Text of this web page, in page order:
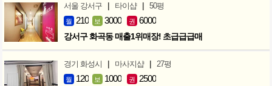
서울 강서구 | 타이샵 | 50평
월 210 보 3000 권 6000
강서구 화곡동 매출1위매장! 초급급급매
경기 화성시 | 마사지샵 | 27평
월 120 보 1000 권 2500